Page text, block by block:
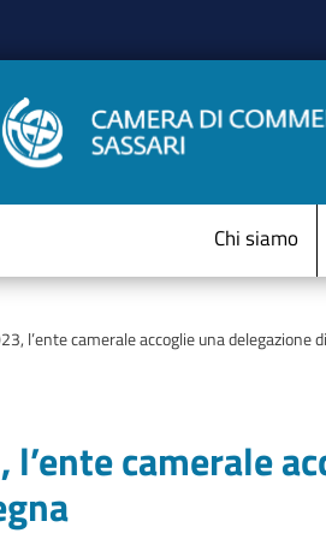
DI
Chi siamo
l’ente camerale accoglie una
camerale